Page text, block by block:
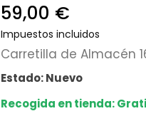
59,00 €
Impuestos incluidos
Carretilla de Almacén
Estado: Nuevo
Recogida en tienda: